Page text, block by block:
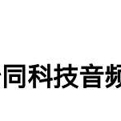
科技音